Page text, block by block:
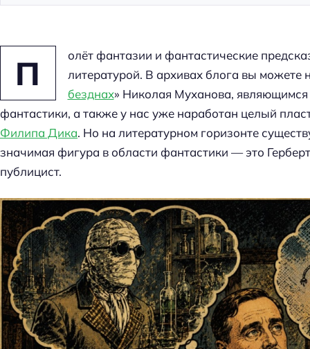
П
олёт фантазии и фантастические
литературой. В архивах блога вы можете
безднах» Николая Муханова, являющимся
фантастики, а также у нас уже наработан целый
Филипа Дика. Но на литературном горизонте
значимая фигура в области фантастики — это
публицист.